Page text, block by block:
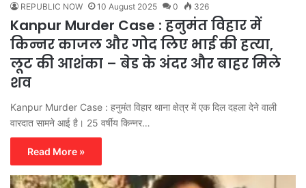
REPUBLIC NOW 10 August 2025 0 326
Kanpur Murder Case : हनुमंत विहार में
किन्नर काजल और गोद लिए भाई की हत्या,
लूट की आशंका – बेड के अंदर और बाहर मिले
शव
Kanpur Murder Case : हनुमंत विहार थाना क्षेत्र में एक दिल दहला देने वाली
वारदात सामने आई है। 25 वर्षीय किन्नर…
Read More »